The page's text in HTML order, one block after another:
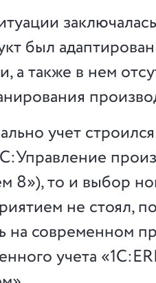
был
а также в нем
учет
8»), то и выбор
не стоял,
на современном
учета